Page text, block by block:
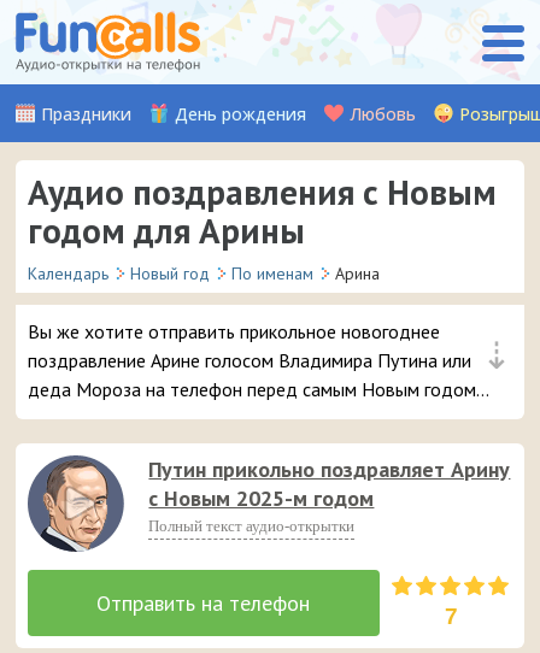
Праздники День рождения Любовь
Аудио поздравления с Новым
годом для Арины
Календарь Новый год По именам Арина
⇣
Вы же хотите отправить прикольное новогоднее
поздравление Арине голосом Владимира Путина или
деда Мороза на телефон перед самым Новым годом?
😜 Обещаем, ей точно понравится – и неожиданный
звонок и такое доброе аудио поздравление 🔥 👏
Путин прикольно поздравляет Арину
с Новым 2025-м годом
Полный текст аудио-открытки
7